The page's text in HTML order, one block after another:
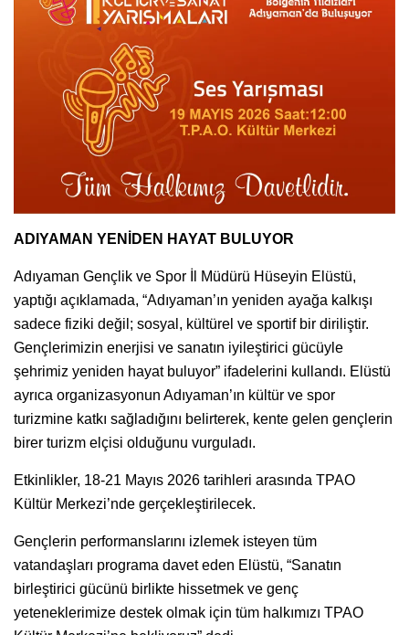
ADIYAMAN YENİDEN HAYAT BULUYOR
Adıyaman Gençlik ve Spor İl Müdürü Hüseyin Elüstü,
yaptığı açıklamada, “Adıyaman’ın yeniden ayağa kalkışı
sadece fiziki değil; sosyal, kültürel ve sportif bir diriliştir.
Gençlerimizin enerjisi ve sanatın iyileştirici gücüyle
şehrimiz yeniden hayat buluyor” ifadelerini kullandı. Elüstü
ayrıca organizasyonun Adıyaman’ın kültür ve spor
turizmine katkı sağladığını belirterek, kente gelen gençlerin
birer turizm elçisi olduğunu vurguladı.
Etkinlikler, 18-21 Mayıs 2026 tarihleri arasında TPAO
Kültür Merkezi’nde gerçekleştirilecek.
Gençlerin performanslarını izlemek isteyen tüm
vatandaşları programa davet eden Elüstü, “Sanatın
birleştirici gücünü birlikte hissetmek ve genç
yeteneklerimize destek olmak için tüm halkımızı TPAO